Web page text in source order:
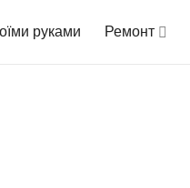
руками Ремонт